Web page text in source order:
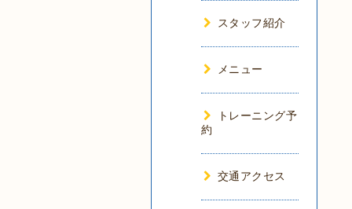
スタッフ紹介
メニュー
トレーニング予
約
交通アクセス